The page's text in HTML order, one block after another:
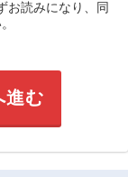
お読みになり、同
進む